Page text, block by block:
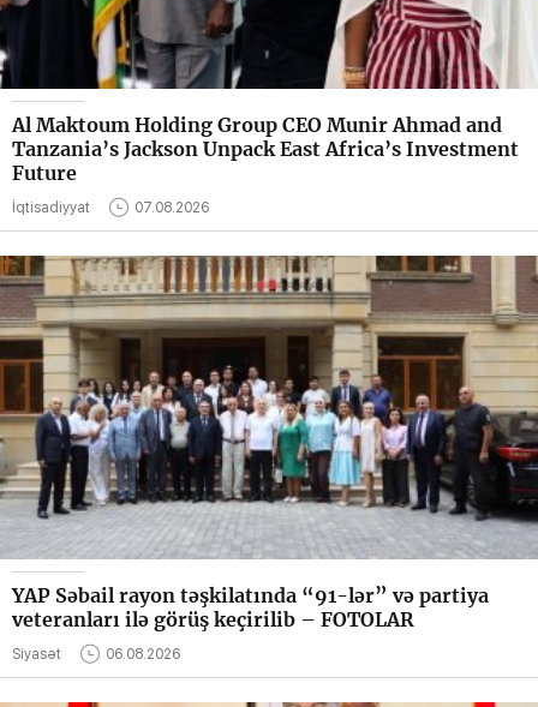
Al Maktoum Holding Group CEO Munir Ahmad and
Tanzania’s Jackson Unpack East Africa’s Investment
Future
İqtisadiyyat 07.08.2026
YAP Səbail rayon təşkilatında “91-lər” və partiya
veteranları ilə görüş keçirilib – FOTOLAR
Siyasət 06.08.2026